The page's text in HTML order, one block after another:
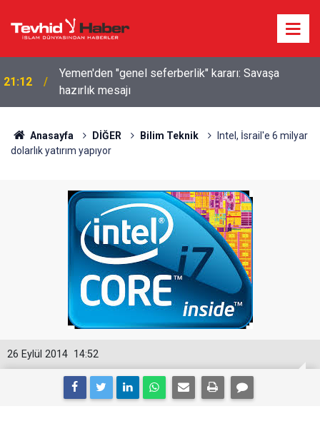
21:12
Yemen'den "genel seferberlik" kararı: Savaşa
hazırlık mesajı
Anasayfa DİĞER Bilim Teknik
Intel, İsrail'e 6 milyar
dolarlık yatırım yapıyor
14:52
26 Eylül 2014